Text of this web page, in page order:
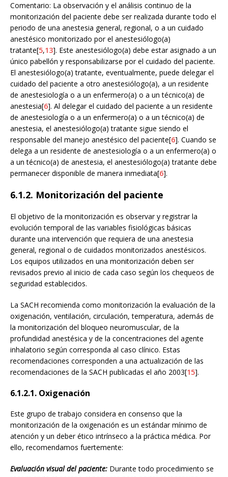
Comentario: La observación y el análisis continuo de la
monitorización del paciente debe ser realizada durante todo el
periodo de una anestesia general, regional, o a un cuidado
anestésico monitorizado por el anestesiólogo(a)
tratante[5,13]. Este anestesiólogo(a) debe estar asignado a un
único pabellón y responsabilizarse por el cuidado del paciente.
El anestesiólogo(a) tratante, eventualmente, puede delegar el
cuidado del paciente a otro anestesiólogo(a), a un residente
de anestesiología o a un enfermero(a) o a un técnico(a) de
anestesia[6]. Al delegar el cuidado del paciente a un residente
de anestesiología o a un enfermero(a) o a un técnico(a) de
anestesia, el anestesiólogo(a) tratante sigue siendo el
responsable del manejo anestésico del paciente[6]. Cuando se
delega a un residente de anestesiología o a un enfermero(a) o
a un técnico(a) de anestesia, el anestesiólogo(a) tratante debe
permanecer disponible de manera inmediata[6].
6.1.2. Monitorización del paciente
El objetivo de la monitorización es observar y registrar la
evolución temporal de las variables fisiológicas básicas
durante una intervención que requiera de una anestesia
general, regional o de cuidados monitorizados anestésicos.
Los equipos utilizados en una monitorización deben ser
revisados previo al inicio de cada caso según los chequeos de
seguridad establecidos.
La SACH recomienda como monitorización la evaluación de la
oxigenación, ventilación, circulación, temperatura, además de
la monitorización del bloqueo neuromuscular, de la
profundidad anestésica y de la concentraciones del agente
inhalatorio según corresponda al caso clínico. Estas
recomendaciones corresponden a una actualización de las
recomendaciones de la SACH publicadas el año 2003[15].
6.1.2.1. Oxigenación
Este grupo de trabajo considera en consenso que la
monitorización de la oxigenación es un estándar mínimo de
atención y un deber ético intrínseco a la práctica médica. Por
ello, recomendamos fuertemente:
Evaluación visual del paciente: Durante todo procedimiento se